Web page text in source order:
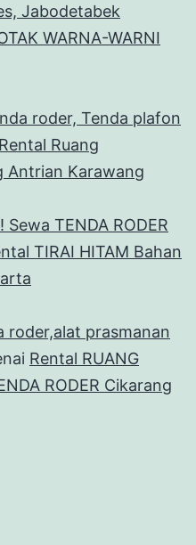
Jabodetabek
WARNA-WARNI
roder, Tenda plafon
Rental Ruang
Antrian Karawang
TENDA RODER
TIRAI HITAM Bahan
roder,alat prasmanan
Rental RUANG
RODER Cikarang